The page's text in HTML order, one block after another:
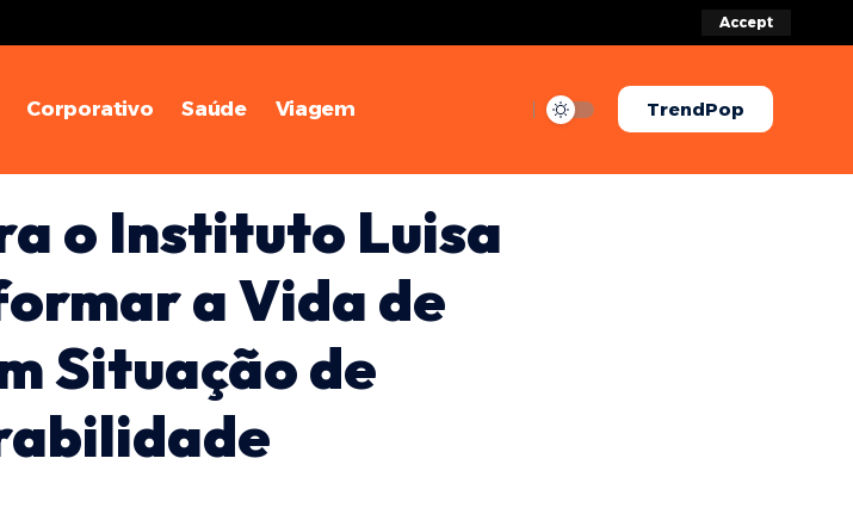
Accept
Corporativo Saúde Viagem TrendPop
o Instituto Luisa
a Vida de
Situação de